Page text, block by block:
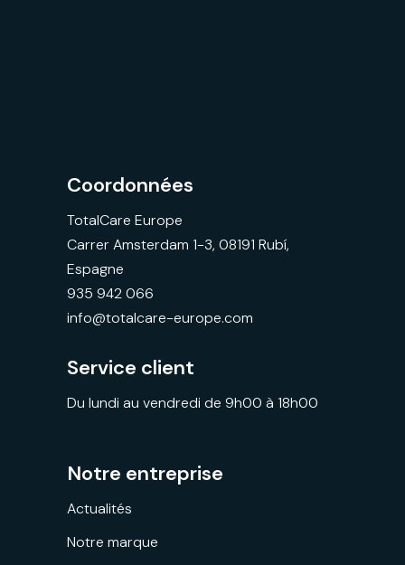
Coordonnées
TotalCare Europe
Carrer Amsterdam 1-3, 08191 Rubí,
Espagne
935 942 066
info@totalcare-europe.com
Service client
Du lundi au vendredi de 9h00 à 18h00
Notre entreprise
Actualités
Notre marque